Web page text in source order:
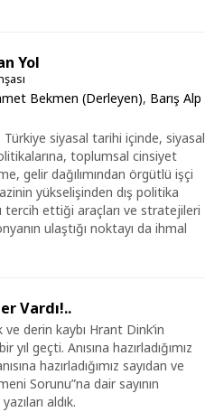
Yol
Bekmen (Derleyen), Barış Alp
Türkiye siyasal tarihi içinde, siyasal
toplumsal cinsiyet
gelir dağılımından örgütlü işçi
yükselişinden dış politika
tercih ettiği araçları ve stratejileri
ulaştığı noktayı da ihmal
Vardı!..
derin kaybı Hrant Dink’in
geçti. Anısına hazırladığımız
hazırladığımız sayıdan ve
Sorunu”na dair sayının
aldık.